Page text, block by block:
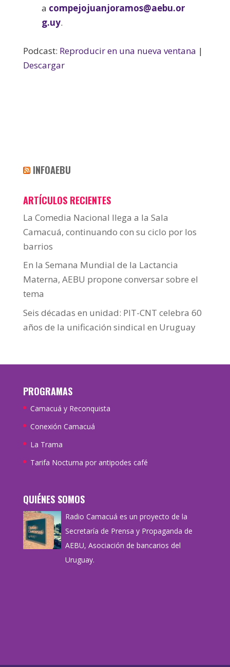
a compejojuanjoramos@aebu.or
g.uy.
Podcast: Reproducir en una nueva ventana |
Descargar
INFOAEBU
ARTÍCULOS RECIENTES
La Comedia Nacional llega a la Sala
Camacuá, continuando con su ciclo por los
barrios
En la Semana Mundial de la Lactancia
Materna, AEBU propone conversar sobre el
tema
Seis décadas en unidad: PIT-CNT celebra 60
años de la unificación sindical en Uruguay
PROGRAMAS
Camacuá y Reconquista
Conexión Camacuá
La Trama
Tarifa Nocturna por antipodes café
QUIÉNES SOMOS
Radio Camacuá es un proyecto de la
Secretaría de Prensa y Propaganda de
AEBU, Asociación de bancarios del
Uruguay.